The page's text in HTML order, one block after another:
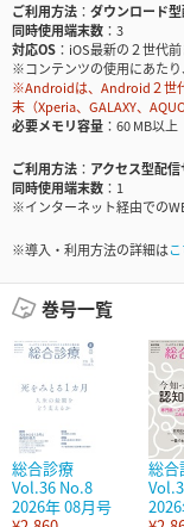
ご利用方法
ダウンロード型
同時使用端末数
3
対応OS
iOS最新の２世代
※コンテンツの使用にあた
※Androidは、Android２世
末（Xperia、GALAXY、
必要メモリ容量
60 MB以上
ご利用方法
アクセス型配信
同時使用端末数
1
※インターネット経由での
※導入・利用方法の詳細は
巻号一覧
総合診療
Vol.36 No.8
2026年 08月号
総